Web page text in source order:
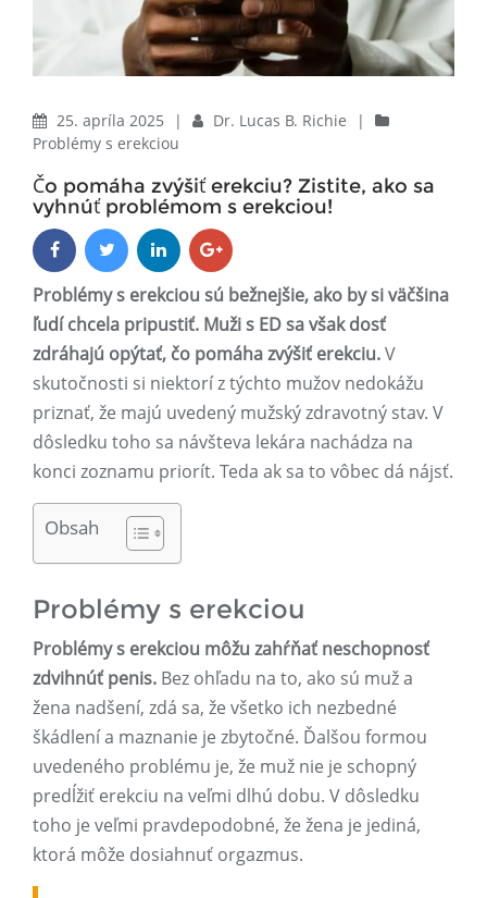
25. apríla 2025 | Dr. Lucas B. Richie
|
Problémy s erekciou
Čo pomáha zvýšiť erekciu? Zistite, ako sa
vyhnúť problémom s erekciou!
Problémy s erekciou sú bežnejšie, ako by si väčšina
ľudí chcela pripustiť. Muži s ED sa však dosť
zdráhajú opýtať, čo pomáha zvýšiť erekciu.V
skutočnosti si niektorí z týchto mužov nedokážu
priznať, že majú uvedený mužský zdravotný stav. V
dôsledku toho sa návšteva lekára nachádza na
konci zoznamu priorít. Teda ak sa to vôbec dá nájsť.
Obsah
Problémy s erekciou
Problémy s erekciou môžu zahŕňať neschopnosť
zdvihnúť penis. Bez ohľadu na to, ako sú muž a
žena nadšení, zdá sa, že všetko ich nezbedné
škádlení a maznanie je zbytočné. Ďalšou formou
uvedeného problému je, že muž nie je schopný
predĺžiť erekciu na veľmi dlhú dobu. V dôsledku
toho je veľmi pravdepodobné, že žena je jediná,
ktorá môže dosiahnuť orgazmus.